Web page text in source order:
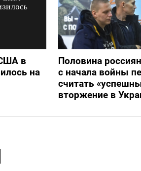
в
на
Половина
с начала войны
считать
вторжение в